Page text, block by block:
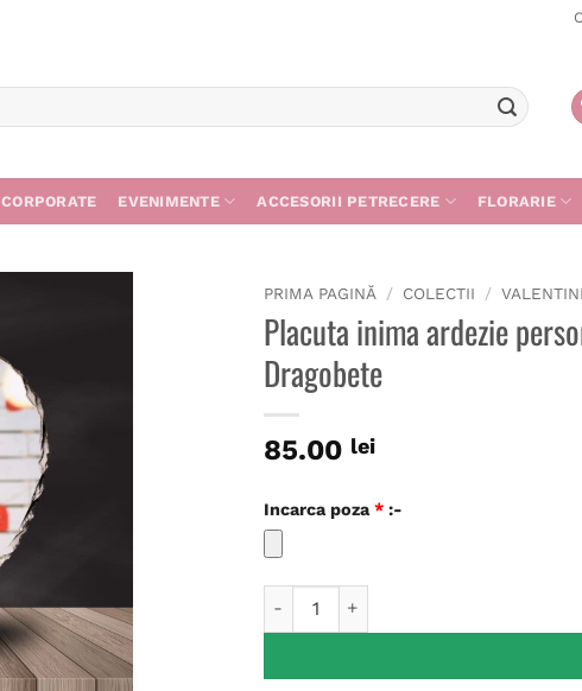
CORPORATE EVENIMENTE ACCESORII PETRECERE FLORARIE
PRIMA PAGINĂ / COLECTII /
Placuta inima ardezie
Dragobete
85.00 lei
Incarca poza *:-